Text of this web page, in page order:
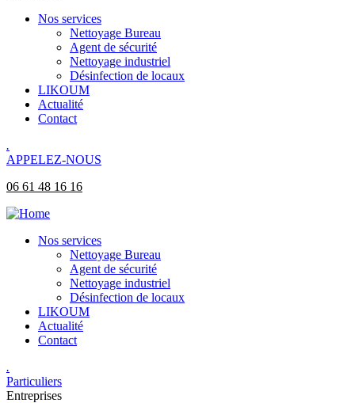
Nos services
Nettoyage Bureau​
Agent de sécurité
Nettoyage industriel
Désinfection de locaux
LIKOUM
Actualité
Contact
.
APPELEZ-NOUS
06 61 48 16 16
Nos services
Nettoyage Bureau​
Agent de sécurité
Nettoyage industriel
Désinfection de locaux
LIKOUM
Actualité
Contact
.
Particuliers
Entreprises